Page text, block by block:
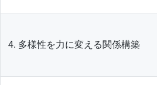
4. 多様性を力に変える関係構築